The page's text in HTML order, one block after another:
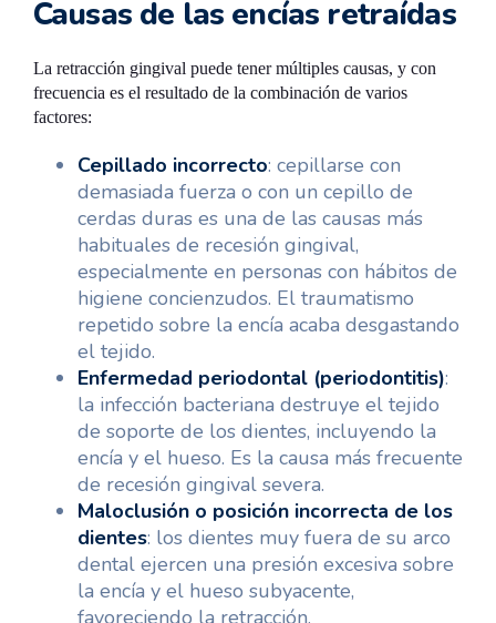
Causas de las encías retraídas
La retracción gingival puede tener múltiples causas, y con
frecuencia es el resultado de la combinación de varios
factores:
Cepillado incorrecto: cepillarse con
demasiada fuerza o con un cepillo de
cerdas duras es una de las causas más
habituales de recesión gingival,
especialmente en personas con hábitos de
higiene concienzudos. El traumatismo
repetido sobre la encía acaba desgastando
el tejido.
Enfermedad periodontal (periodontitis):
la infección bacteriana destruye el tejido
de soporte de los dientes, incluyendo la
encía y el hueso. Es la causa más frecuente
de recesión gingival severa.
Maloclusión o posición incorrecta de los
dientes: los dientes muy fuera de su arco
dental ejercen una presión excesiva sobre
la encía y el hueso subyacente,
favoreciendo la retracción.